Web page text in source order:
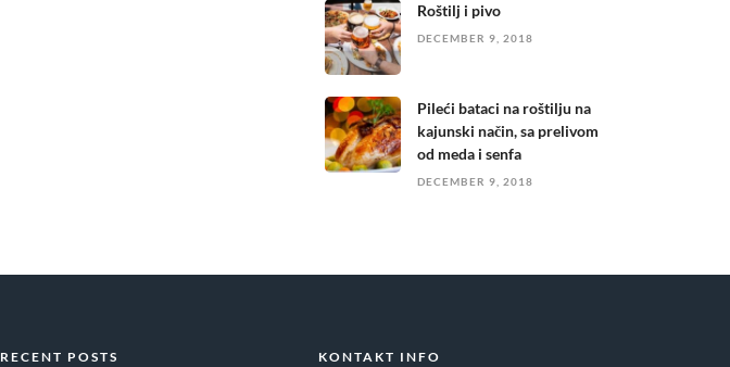
Roštilj i pivo
DECEMBER 9, 2018
Pileći bataci na roštilju na
kajunski način, sa prelivom
od meda i senfa
DECEMBER 9, 2018
RECENT POSTS KONTAKT INFO